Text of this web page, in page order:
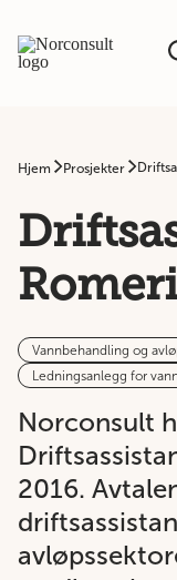
Hjem Prosjekter
Vannbehandling og
Ledningsanlegg for
Norconsult
2016.